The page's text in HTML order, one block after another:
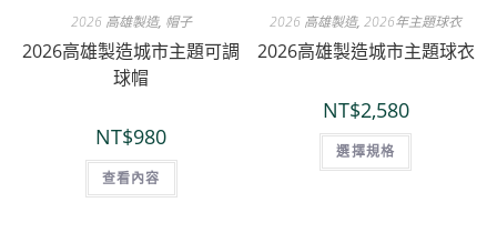
2026 高雄製造, 帽子
2026高雄製造城市主題可調
球帽
NT$980
查看內容
2026 高雄製造,2026年主題球衣
2026高雄製造城市主題球衣
NT$2,580
選擇規格